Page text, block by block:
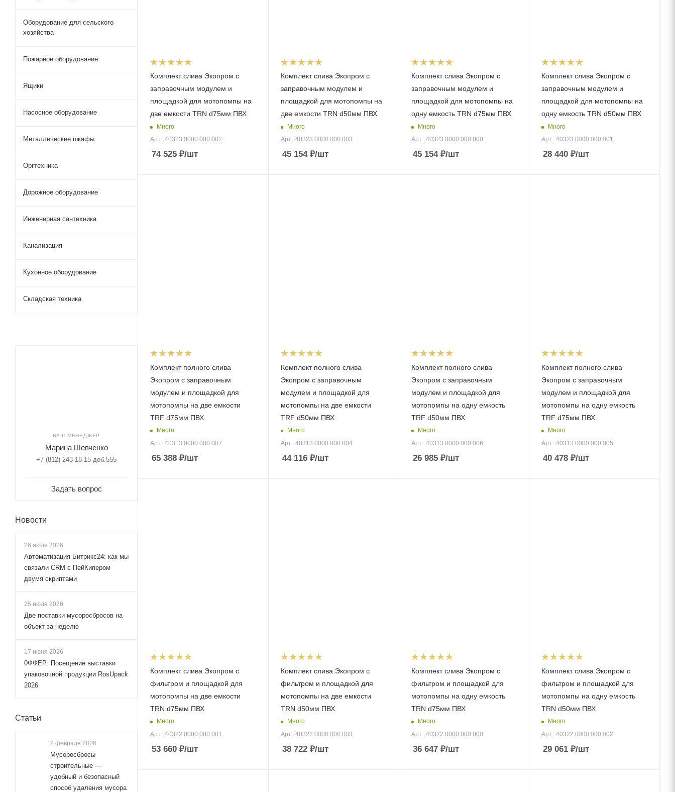
Комплект слива Экопром с
заправочным модулем и
площадкой для мотопомпы на
две емкости TRN d75мм ПВХ
Много
Арт.: 40323.0000.000.002
74 525 ₽/шт
Комплект слива Экопром с
заправочным модулем и
площадкой для мотопомпы на
две емкости TRN d50мм ПВХ
Много
Арт.: 40323.0000.000.003
45 154₽/шт
Комплект слива Экопром с
заправочным модулем и
площадкой для мотопомпы на
одну емкость TRN d75мм ПВХ
Много
Арт.: 40323.0000.000.000
45 154₽/шт
Комплект слива Экопром с
заправочным модулем и
площадкой для мотопомпы на
одну емкость TRN d50мм ПВХ
Много
Арт.: 40323.0000.000.001
28 440 ₽/шт
Комплект полного слива
Экопром с заправочным
модулем и площадкой для
мотопомпы на две емкости
TRF d75мм ПВХ
Много
Арт.: 40313.0000.000.007
65 388 ₽/шт
Комплект полного слива
Экопром с заправочным
модулем и площадкой для
мотопомпы на две емкости
TRF d50мм ПВХ
Много
Арт.: 40313.0000.000.004
44 116₽/шт
Комплект полного слива
Экопром с заправочным
модулем и площадкой для
мотопомпы на одну емкость
TRF d50мм ПВХ
Много
Арт.: 40313.0000.000.006
26 985₽/шт
Комплект полного слива
Экопром с заправочным
модулем и площадкой для
мотопомпы на одну емкость
TRF d75мм ПВХ
Много
Арт.: 40313.0000.000.005
40 478 ₽/шт
Комплект слива Экопром с
фильтром и площадкой для
мотопомпы на две емкости
TRN d75мм ПВХ
Много
Арт.: 40322.0000.000.001
53 660 ₽/шт
Комплект слива Экопром с
фильтром и площадкой для
мотопомпы на две емкости
TRN d50мм ПВХ
Много
Арт.: 40322.0000.000.003
38 722₽/шт
Комплект слива Экопром с
фильтром и площадкой для
мотопомпы на одну емкость
TRN d75мм ПВХ
Много
Арт.: 40322.0000.000.000
36 647₽/шт
Комплект слива Экопром с
фильтром и площадкой для
мотопомпы на одну емкость
TRN d50мм ПВХ
Много
Арт.: 40322.0000.000.002
29 061 ₽/шт
Оборудование для сельского
хозяйства
Пожарное оборудование
Ящики
Насосное оборудование
Металлические шкафы
Оргтехника
Дорожное оборудование
Инженерная сантехника
Канализация
Кухонное оборудование
Складская техника
ВАШ МЕНЕДЖЕР
Марина Шевченко
+7 (812) 243-18-15 доб.555
Задать вопрос
Новости
26 июля 2026
Автоматизация Битрикс24: как мы
связали CRM с ПейКипером
двумя скриптами
25 июля 2026
Две поставки мусоросбросов на
объект за неделю
17 июня 2026
0ФФЕР: Посещение выставки
упаковочной продукции RosUpack
2026
Статьи
2 февраля 2026
Мусоросбросы
строительные —
удобный и безопасный
способ удаления мусора